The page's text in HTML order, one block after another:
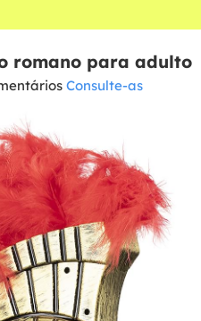
romano para adulto
Consulte-as